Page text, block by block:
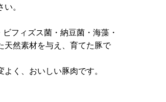
。
フィズス菌・納豆菌・海藻・
天然素材を与え、育てた豚で
く、おいしい豚肉です。